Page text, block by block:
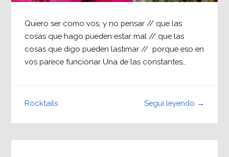
Quiero ser como vos, y no pensar // que las
cosas que hago pueden estar mal // que las
cosas que digo pueden lastimar // porque eso en
vos parece funcionar Una de las constantes…
Seguí leyendo →
Rocktails